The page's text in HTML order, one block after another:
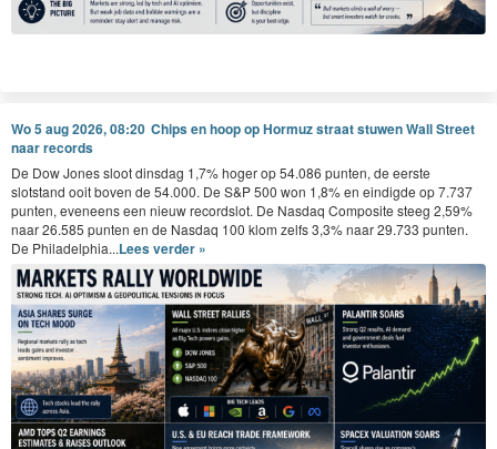
Tech twijfelt, beleggers zoeken beschutting. De markt herwaardeert de
verwachtingen rondom de enorme AI-investeringen en verschuift meer naar
"In bear markets, stocks return to their rightful owners."Traders Almanac
Guy Boscart
US Markets
Disclaimer: Beleggen brengt risico’s met zich mee. Koersen kunnen stijgen en dalen,
resultaten uit het verleden bieden geen garantie voor de toekomst. Deze informatie is
algemeen en geen persoonlijk beleggingsadvies. Handel alleen met geld dat u kunt
missen.
Wo 5 aug 2026, 08:20 Chips en hoop op Hormuz straat stuwen Wall Street
naar records
De Dow Jones sloot dinsdag 1,7% hoger op 54.086 punten, de eerste
slotstand ooit boven de 54.000. De S&P 500 won 1,8% en eindigde op 7.737
punten, eveneens een nieuw recordslot. De Nasdaq Composite steeg 2,59%
naar 26.585 punten en de Nasdaq 100 klom zelfs 3,3% naar 29.733 punten.
De Philadelphia...Lees verder »